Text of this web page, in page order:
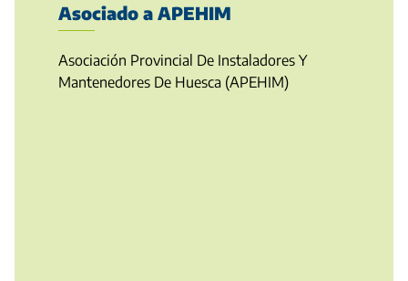
Asociado a APEHIM
Asociación Provincial De Instaladores Y
Mantenedores De Huesca (APEHIM)